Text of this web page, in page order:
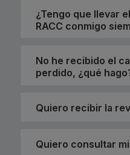
¿Tengo que llevar
RACC conmigo
No he recibido el
perdido, ¿qué
Quiero recibir la
Quiero consultar